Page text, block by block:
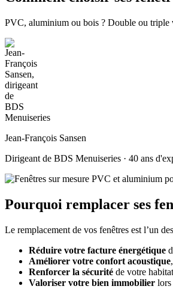
PVC, aluminium ou bois ? Double ou triple
Jean-François Sansen
Dirigeant de BDS Menuiseries · 40 ans
Pourquoi remplacer ses
Le remplacement de vos fenêtres est l’un
Réduire votre facture énergétique
Améliorer votre confort acoustique
Renforcer la sécurité de votre
Valoriser votre bien immobilier lors